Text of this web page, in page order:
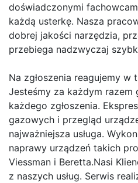
doświadczonymi
każdą usterkę. Nasza
dobrej jakości narzędzia,
przebiega nadzwyczaj
Na zgłoszenia reagujemy w
Jesteśmy za każdym
każdego zgłoszenia.
gazowych i przegląd
najważniejsza usługa.
naprawy urządzeń takich
Viessman i Beretta.Nasi
z naszych usług. Serwis